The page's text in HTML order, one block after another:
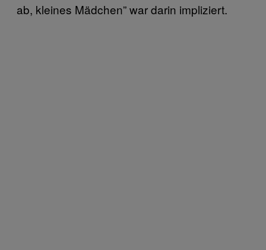
ab, kleines Mädchen” war darin impliziert.